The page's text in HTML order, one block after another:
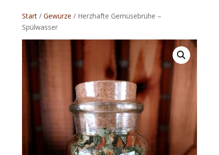
Start/ Gewürze / Herzhafte Gemüsebrühe –
Spülwasser